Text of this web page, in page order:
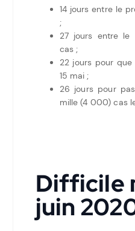
14 jours entre le
;
27 jours entre le
cas ;
22 jours pour
15 mai ;
26 jours pour
mille (4 000) cas
Difficile
juin